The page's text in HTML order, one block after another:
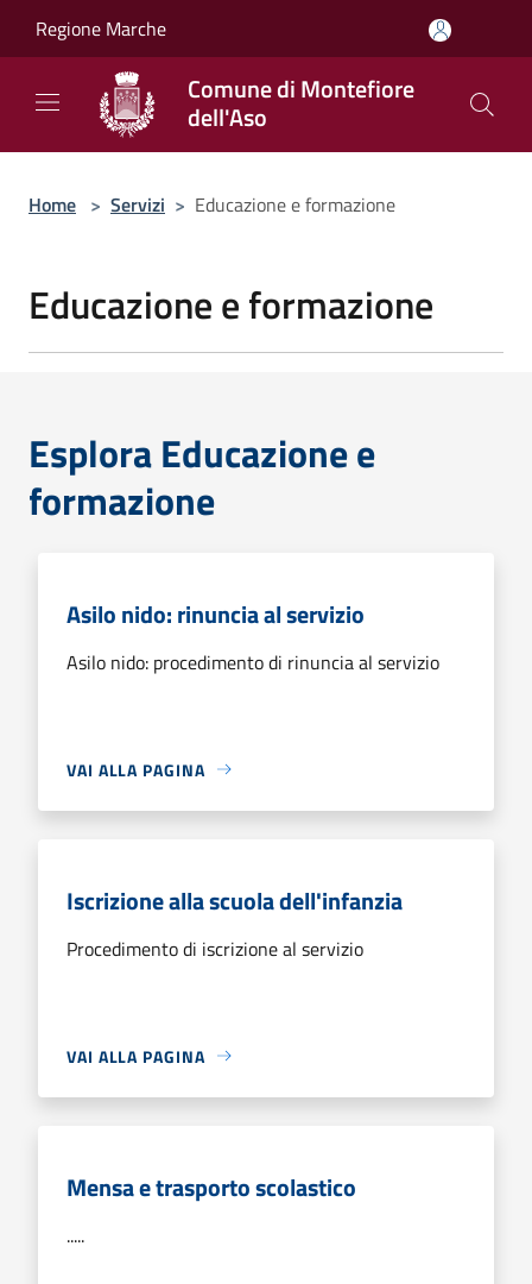
Regione Marche
Comune di Montefiore
dell'Aso
Home > Servizi > Educazione e formazione
Educazione e formazione
Esplora Educazione e
formazione
Asilo nido: rinuncia al servizio
Asilo nido: procedimento di rinuncia al servizio
VAI ALLA PAGINA
Iscrizione alla scuola dell'infanzia
Procedimento di iscrizione al servizio
VAI ALLA PAGINA
Mensa e trasporto scolastico
.....